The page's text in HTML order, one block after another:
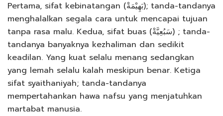
Pertama, sifat kebinatangan (بَهِيْمَةْ); tanda-tandanya
menghalalkan segala cara untuk mencapai tujuan
tanpa rasa malu. Kedua, sifat buas (سَبُعِيَّةْ) ; tanda-
tandanya banyaknya kezhaliman dan sedikit
keadilan. Yang kuat selalu menang sedangkan
yang lemah selalu kalah meskipun benar. Ketiga
sifat syaithaniyah; tanda-tandanya
mempertahankan hawa nafsu yang menjatuhkan
martabat manusia.